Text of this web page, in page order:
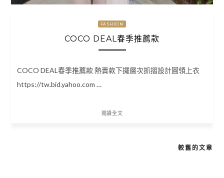
FASHION
COCO DEAL春季推薦款
COCO DEAL春季推薦款 熱賣款下擺層次抓摺設計圓領上衣
https://tw.bid.yahoo.com …
閱讀全文
較舊的文章